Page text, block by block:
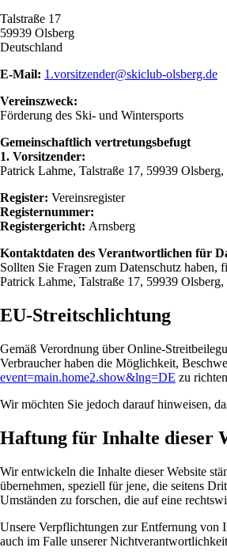
Talstraße 17
59939 Olsberg
Deutschland
E-Mail: 1.vorsitzender@skiclub-olsberg.de
Vereinszweck:
Förderung des Ski- und Wintersports
Gemeinschaftlich vertretungsbefugt
1. Vorsitzender:
Patrick Lahme, Talstraße 17, 59939
Register: Vereinsregister
Registernummer:
Registergericht: Arnsberg
Kontaktdaten des Verantwortlichen für
Sollten Sie Fragen zum Datenschutz
Patrick Lahme, Talstraße 17, 59939
EU-Streitschlichtung
Gemäß Verordnung über Online-
Verbraucher haben die Möglichkeit,
event=main.home2.show&lng=DE zu
Wir möchten Sie jedoch darauf hinweisen,
Haftung für Inhalte dieser
Wir entwickeln die Inhalte dieser Website
übernehmen, speziell für jene, die seitens
Umständen zu forschen, die auf eine
Unsere Verpflichtungen zur Entfernung von
auch im Falle unserer